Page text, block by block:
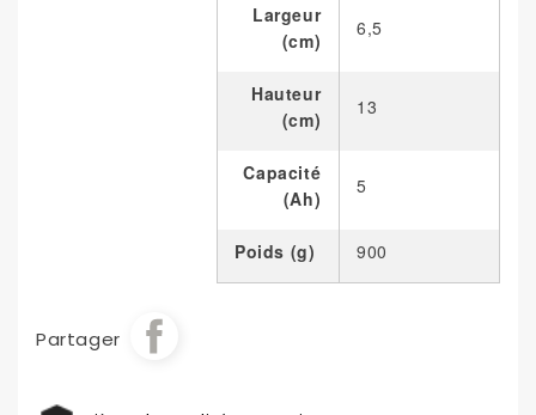
Largeur
(cm)
6,5
Hauteur
(cm)
13
Capacité
(Ah)
5
Poids (g) 900
Partager